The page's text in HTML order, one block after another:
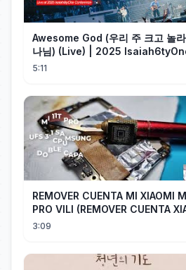
Awesome God (우리 주 크고 놀
나님) (Live) | 2025
Conference | 예수전도단 화요모
5:11
REMOVER CUENTA MI XIAOMI
PRO VILI (REMOVER CUENTA
CUALQUIER XIAOMI CON EASY
3:09